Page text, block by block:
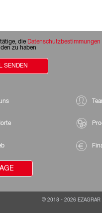
die Datenschutzbestimmungen
zu haben
SENDEN
© 2018 - 2026